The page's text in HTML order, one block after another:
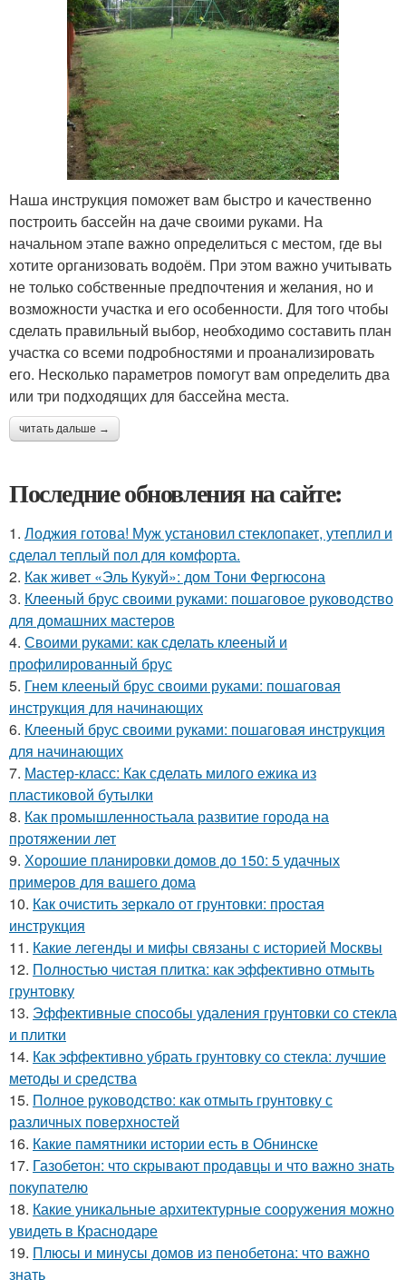
Наша инструкция поможет вам быстро и качественно
построить бассейн на даче своими руками. На
начальном этапе важно определиться с местом, где вы
хотите организовать водоём. При этом важно учитывать
не только собственные предпочтения и желания, но и
возможности участка и его особенности. Для того чтобы
сделать правильный выбор, необходимо составить план
участка со всеми подробностями и проанализировать
его. Несколько параметров помогут вам определить два
или три подходящих для бассейна места.
читать дальше →
Последние обновления на сайте:
1. Лоджия готова! Муж установил стеклопакет, утеплил и
сделал теплый пол для комфорта.
2. Как живет «Эль Кукуй»: дом Тони Фергюсона
3. Клееный брус своими руками: пошаговое руководство
для домашних мастеров
4. Своими руками: как сделать клееный и
профилированный брус
5. Гнем клееный брус своими руками: пошаговая
инструкция для начинающих
6. Клееный брус своими руками: пошаговая инструкция
для начинающих
7. Мастер-класс: Как сделать милого ежика из
пластиковой бутылки
8. Как промышленностьала развитие города на
протяжении лет
9. Хорошие планировки домов до 150: 5 удачных
примеров для вашего дома
10. Как очистить зеркало от грунтовки: простая
инструкция
11. Какие легенды и мифы связаны с историей Москвы
12. Полностью чистая плитка: как эффективно отмыть
грунтовку
13. Эффективные способы удаления грунтовки со стекла
и плитки
14. Как эффективно убрать грунтовку со стекла: лучшие
методы и средства
15. Полное руководство: как отмыть грунтовку с
различных поверхностей
16. Какие памятники истории есть в Обнинске
17. Газобетон: что скрывают продавцы и что важно знать
покупателю
18. Какие уникальные архитектурные сооружения можно
увидеть в Краснодаре
19. Плюсы и минусы домов из пенобетона: что важно
знать